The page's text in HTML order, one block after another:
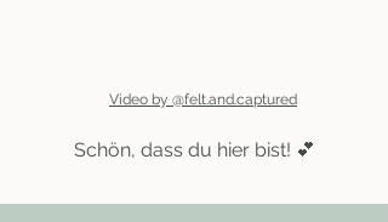
Video by @felt.and.captured
Schön, dass du hier bist! 💕